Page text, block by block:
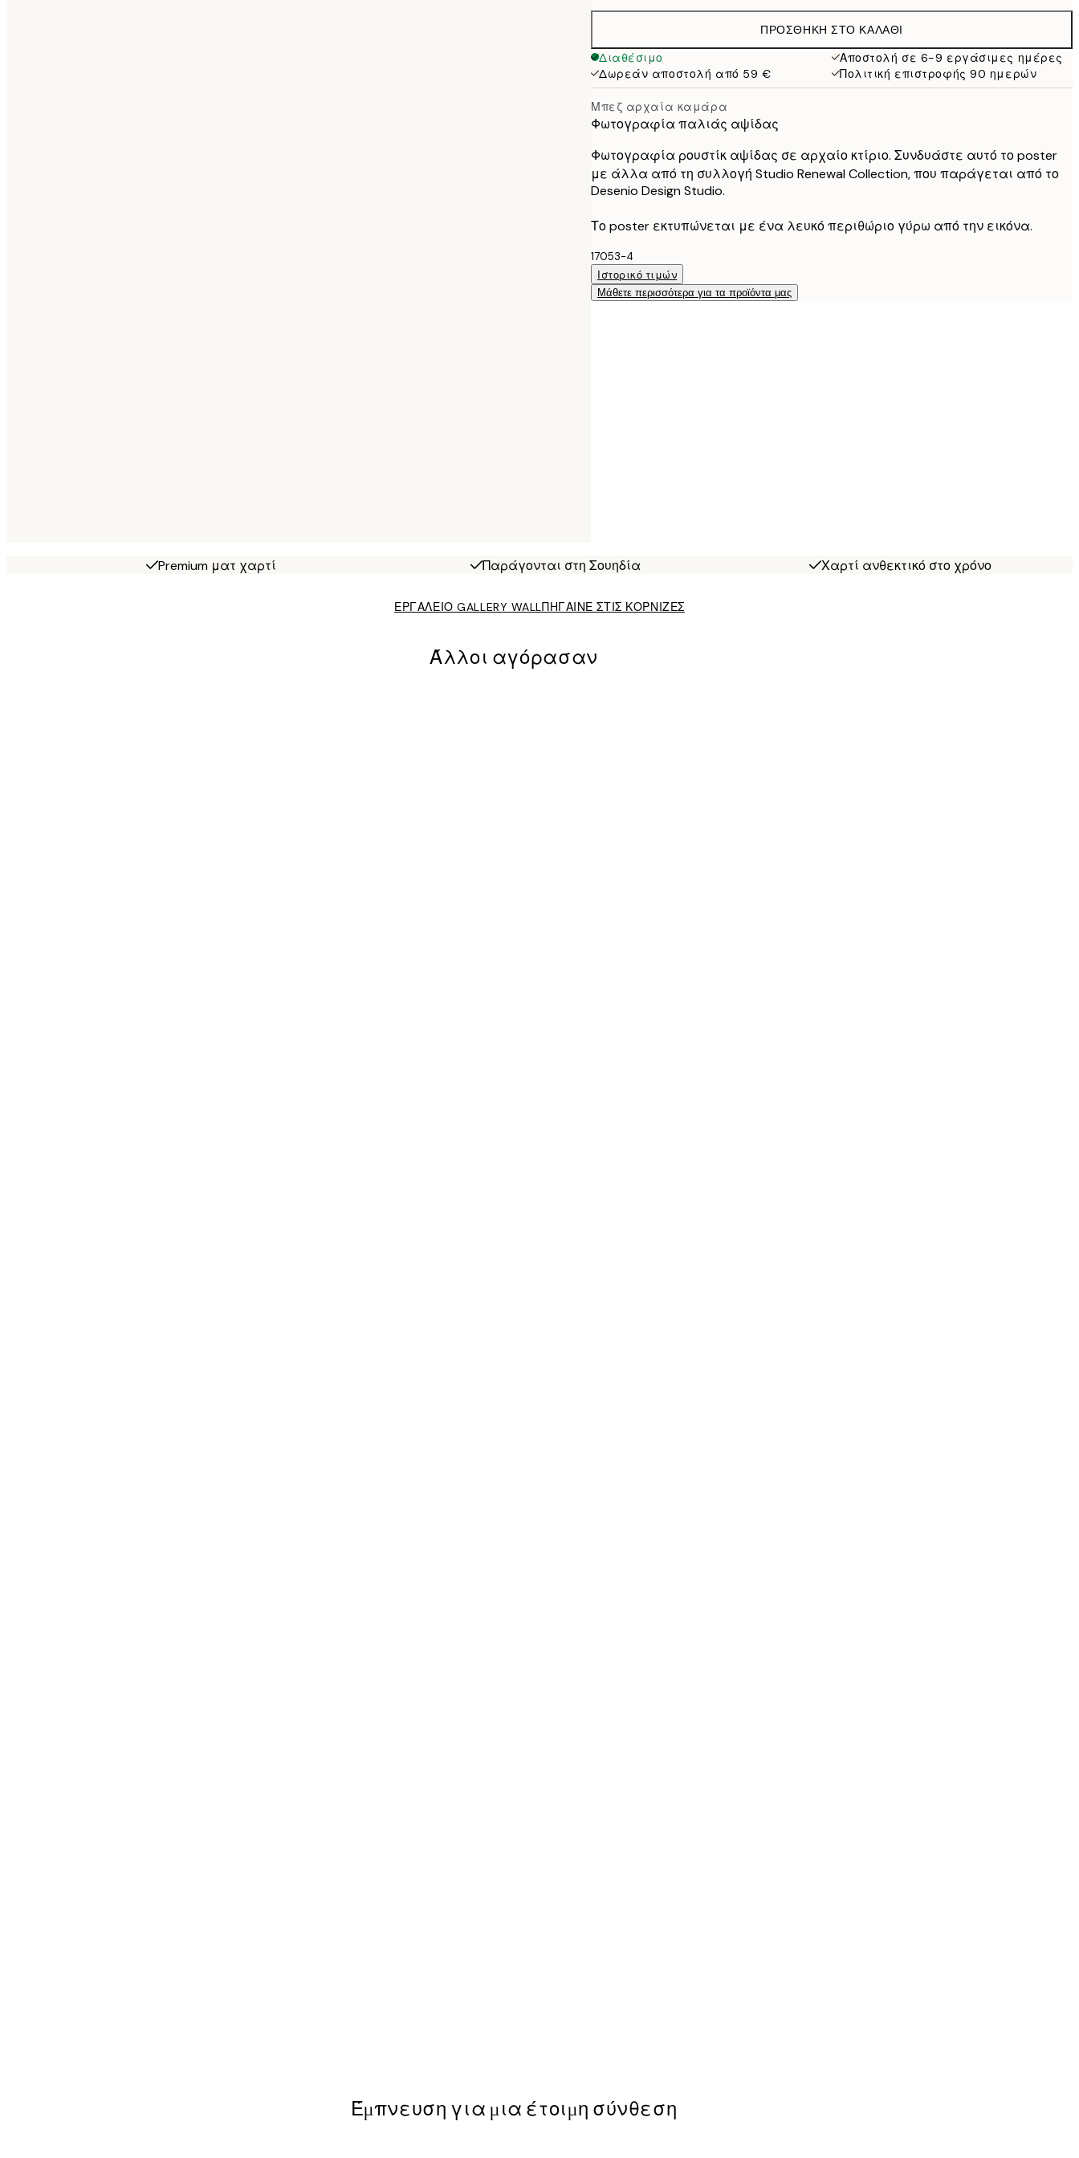
21,95 €
30,45 €
50x70 cm
38 €
70x100 cm
ΠΡΟΣΘΉΚΗ ΣΤΟ ΚΑΛΆΘΙ
Διαθέσιμο
Αποστολή σε 6-9 εργάσιμες ημέρες
Δωρεάν αποστολή από 59 €
Πολιτική επιστροφής 90 ημερών
Μπεζ αρχαία καμάρα
Φωτογραφία παλιάς αψίδας
Φωτογραφία ρουστίκ αψίδας σε αρχαίο κτίριο. Συνδυάστε αυτό το poster
με άλλα από τη συλλογή Studio Renewal Collection, που παράγεται από το
Desenio Design Studio.
Το poster εκτυπώνεται με ένα λευκό περιθώριο γύρω από την εικόνα.
17053-4
Ιστορικό τιμών
Μάθετε περισσότερα για τα προϊόντα μας
Premium ματ χαρτί Παράγονται στη Σουηδία Χαρτί ανθεκτικό στο χρόνο
ΕΡΓΑΛΕΙΟ GALLERY WALLΠΗΓΑΙΝΕ ΣΤΙΣ ΚΟΡΝΙΖΕΣ
Άλλοι αγόρασαν
Έμπνευση για μια έτοιμη σύνθεση